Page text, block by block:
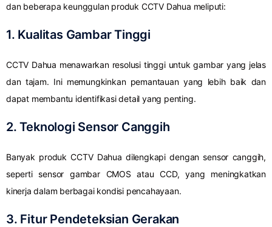
dan beberapa keunggulan produk CCTV Dahua meliputi:
1. Kualitas Gambar Tinggi
CCTV Dahua menawarkan resolusi tinggi untuk gambar yang jelas
dan tajam. Ini memungkinkan pemantauan yang lebih baik dan
dapat membantu identifikasi detail yang penting.
2. Teknologi Sensor Canggih
Banyak produk CCTV Dahua dilengkapi dengan sensor canggih,
seperti sensor gambar CMOS atau CCD, yang meningkatkan
kinerja dalam berbagai kondisi pencahayaan.
3. Fitur Pendeteksian Gerakan